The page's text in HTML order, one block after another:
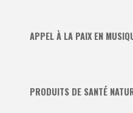
APPEL À LA PAIX EN
PRODUITS DE SANTÉ